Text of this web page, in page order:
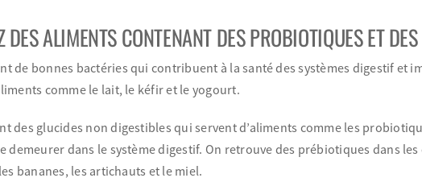
ALIMENTS CONTENANT DES PROBIOTIQUES ET
de bonnes bactéries qui contribuent à la santé des systèmes digestif et
comme le lait, le kéfir et le yogourt.
des glucides non digestibles qui servent d’aliments comme les
demeurer dans le système digestif. On retrouve des prébiotiques dans
bananes, les artichauts et le miel.